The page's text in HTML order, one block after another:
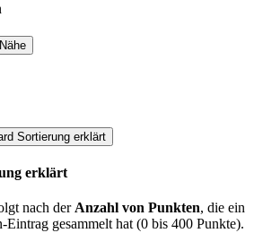
Sortierung erklärt
erklärt
nach der Anzahl von Punkten, die ein
gesammelt hat (0 bis 400 Punkte).